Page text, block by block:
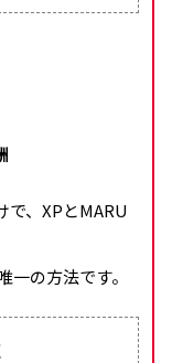
で、XPとMARU
の方法です。